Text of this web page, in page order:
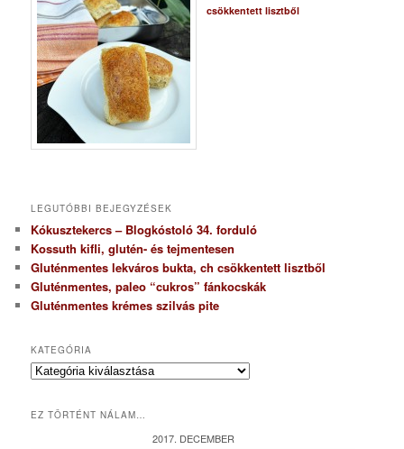
csökkentett lisztből
LEGUTÓBBI BEJEGYZÉSEK
Kókusztekercs – Blogkóstoló 34. forduló
Kossuth kifli, glutén- és tejmentesen
Gluténmentes lekváros bukta, ch csökkentett lisztből
Gluténmentes, paleo “cukros” fánkocskák
Gluténmentes krémes szilvás pite
KATEGÓRIA
K
e
EZ TÖRTÉNT NÁLAM…
2017. DECEMBER